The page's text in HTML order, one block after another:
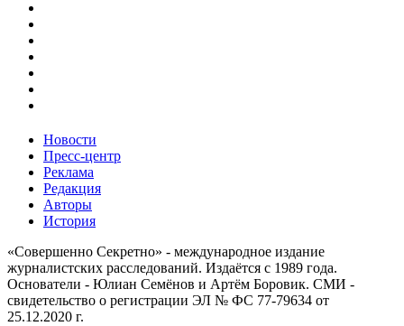
Новости
Пресс-центр
Реклама
Редакция
Авторы
История
«Совершенно Секретно» - международное издание
журналистских расследований. Издаётся с 1989 года.
Основатели - Юлиан Семёнов и Артём Боровик. CМИ -
свидетельство о регистрации ЭЛ № ФС 77-79634 от
25.12.2020 г.